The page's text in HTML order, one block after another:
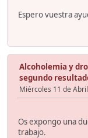
Espero vuestra
Alcoholemia y
segundo
Miércoles 11 de
Os expongo una
trabajo.